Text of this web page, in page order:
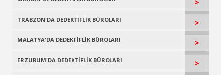
>
TRABZON'DA DEDEKTİFLİK BÜROLARI >
MALATYA'DA DEDEKTİFLİK BÜROLARI >
ERZURUM'DA DEDEKTİFLİK BÜROLARI >